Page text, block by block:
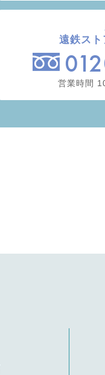
遠鉄ス
営業時間